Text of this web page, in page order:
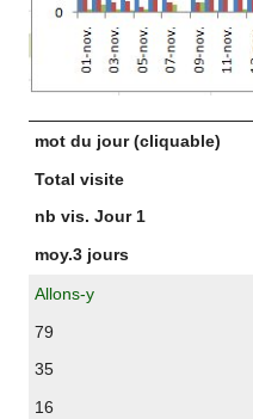
mot du jour (cliquable)
Total visite
nb vis. Jour 1
moy.3 jours
Allons-y
79
35
16